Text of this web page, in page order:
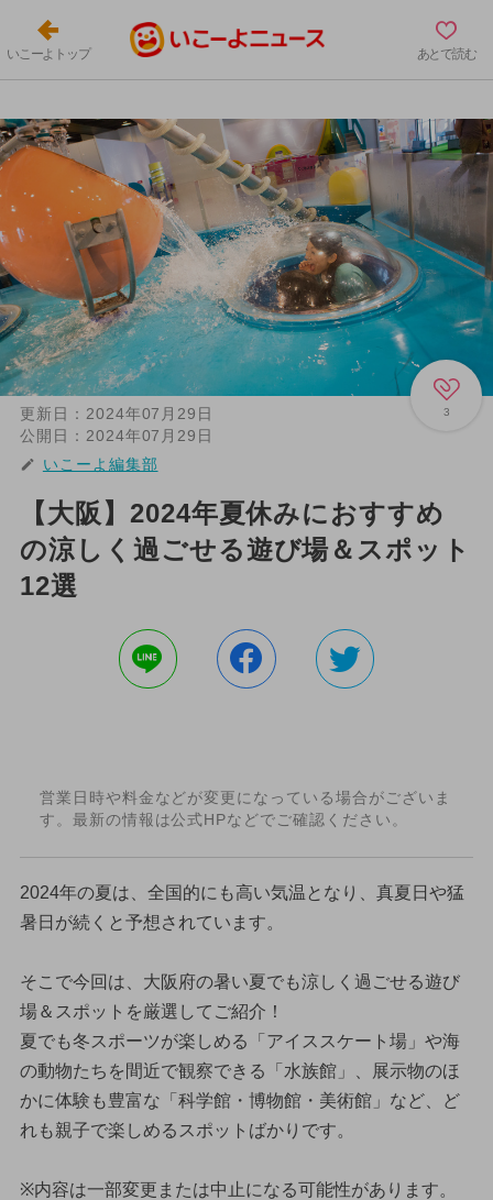
いこーよトップ あとで読む
3
更新日： 2024年07月29日
公開日： 2024年07月29日
いこーよ編集部
【大阪】2024年夏休みにおすすめ
の涼しく過ごせる遊び場＆スポット
12選
営業日時や料金などが変更になっている場合がございま
す。最新の情報は公式HPなどでご確認ください。
2024年の夏は、全国的にも高い気温となり、真夏日や猛
暑日が続くと予想されています。
そこで今回は、大阪府の暑い夏でも涼しく過ごせる遊び
場＆スポットを厳選してご紹介！
夏でも冬スポーツが楽しめる「アイススケート場」や海
の動物たちを間近で観察できる「水族館」、展示物のほ
かに体験も豊富な「科学館・博物館・美術館」など、ど
れも親子で楽しめるスポットばかりです。
※内容は一部変更または中止になる可能性があります。